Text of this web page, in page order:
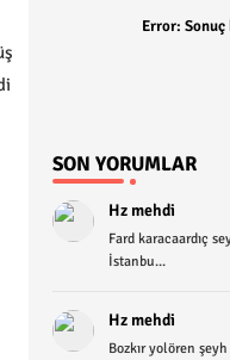
Error: Sonuç
SON YORUMLAR
Hz mehdi
Fard karacaardıç
İstanbu...
Hz mehdi
Bozkır yolören